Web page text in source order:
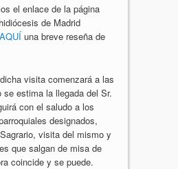
el enlace de la página
de Madrid
AQUÍ una breve reseña de
visita comenzará a las
se estima la llegada del Sr.
con el saludo a los
designados,
visita del mismo y
que salgan de misa de
coincide y se puede.